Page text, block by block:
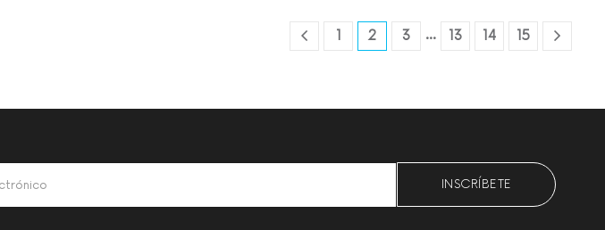
1 2 3 … 13 14 15
Please leave this field empty.